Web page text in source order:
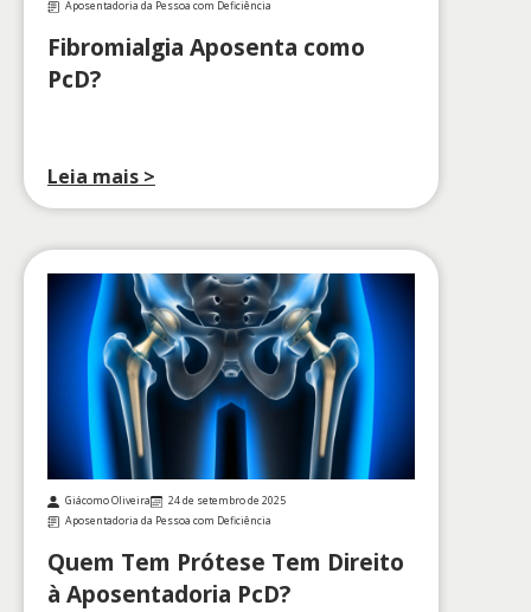
Aposentadoria da Pessoa com Deficiência
Fibromialgia Aposenta como
PcD?
Leia mais >
Giácomo Oliveira
24 de setembro de 2025
Aposentadoria da Pessoa com Deficiência
Quem Tem Prótese Tem Direito
à Aposentadoria PcD?